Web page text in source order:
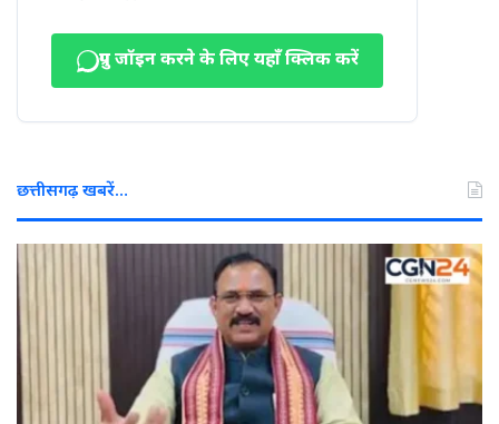
ग्रुप जॉइन करने के लिए यहाँ क्लिक करें
छत्तीसगढ़ खबरें…